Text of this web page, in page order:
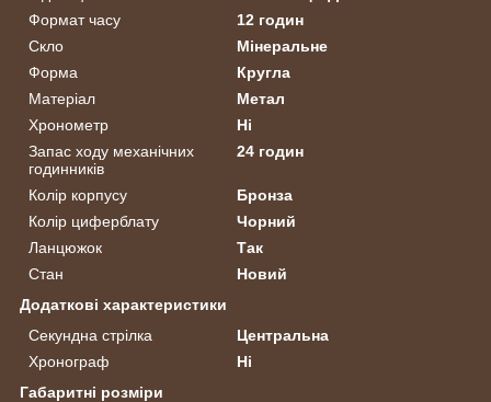
Формат часу
12 годин
Скло
Мінеральне
Форма
Кругла
Матеріал
Метал
Хронометр
Ні
Запас ходу механічних
годинників
24 годин
Колір корпусу
Бронза
Колір циферблату
Чорний
Ланцюжок
Так
Стан
Новий
Додаткові характеристики
Секундна стрілка
Центральна
Хронограф
Ні
Габаритні розміри